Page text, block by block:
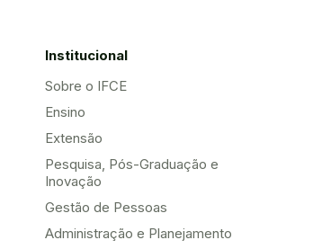
Institucional
Sobre o IFCE
Ensino
Extensão
Pesquisa, Pós-Graduação e
Inovação
Gestão de Pessoas
Administração e Planejamento